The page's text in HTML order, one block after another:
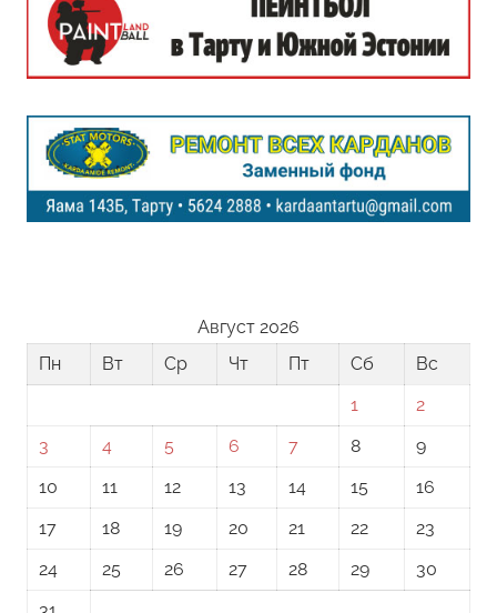
Август 2026
Пн
Вт Ср Чт Пт Сб
Вс
1
2
3
4 5 6 7 8
9
10
11 12 13 14 15
16
17
18 19 20 21 22
23
24
25 26 27 28 29
30